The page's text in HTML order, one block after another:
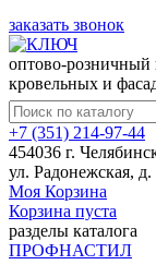
заказать звонок
оптово-розничный
кровельных и
+7 (351) 214-97-44
454036 г.
ул. Радонежская,
Моя Корзина
Корзина пуста
разделы каталога
ПРОФНАСТИЛ